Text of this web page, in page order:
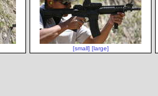
[small] [large]